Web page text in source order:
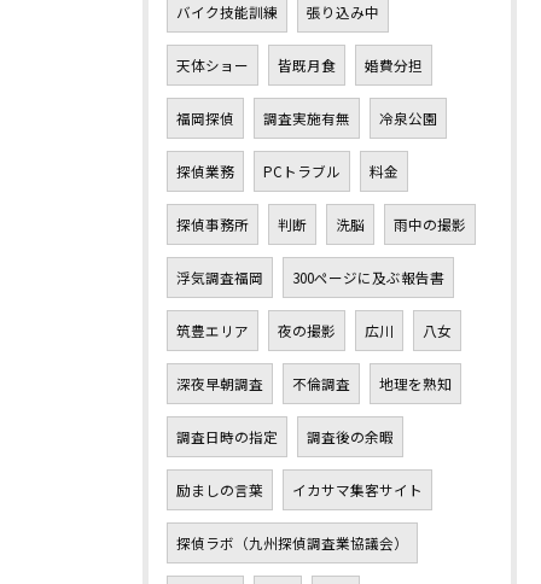
バイク技能訓練 張り込み中
天体ショー 皆既月食 婚費分担
福岡探偵 調査実施有無 冷泉公園
探偵業務 PCトラブル 料金
探偵事務所 判断 洗脳 雨中の撮影
浮気調査福岡 300ページに及ぶ報告書
筑豊エリア 夜の撮影 広川 八女
深夜早朝調査 不倫調査 地理を熟知
調査日時の指定 調査後の余暇
励ましの言葉 イカサマ集客サイト
探偵ラボ（九州探偵調査業協議会）